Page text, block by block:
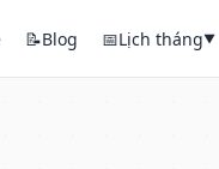
📝Blog 📅Lịch tháng▼